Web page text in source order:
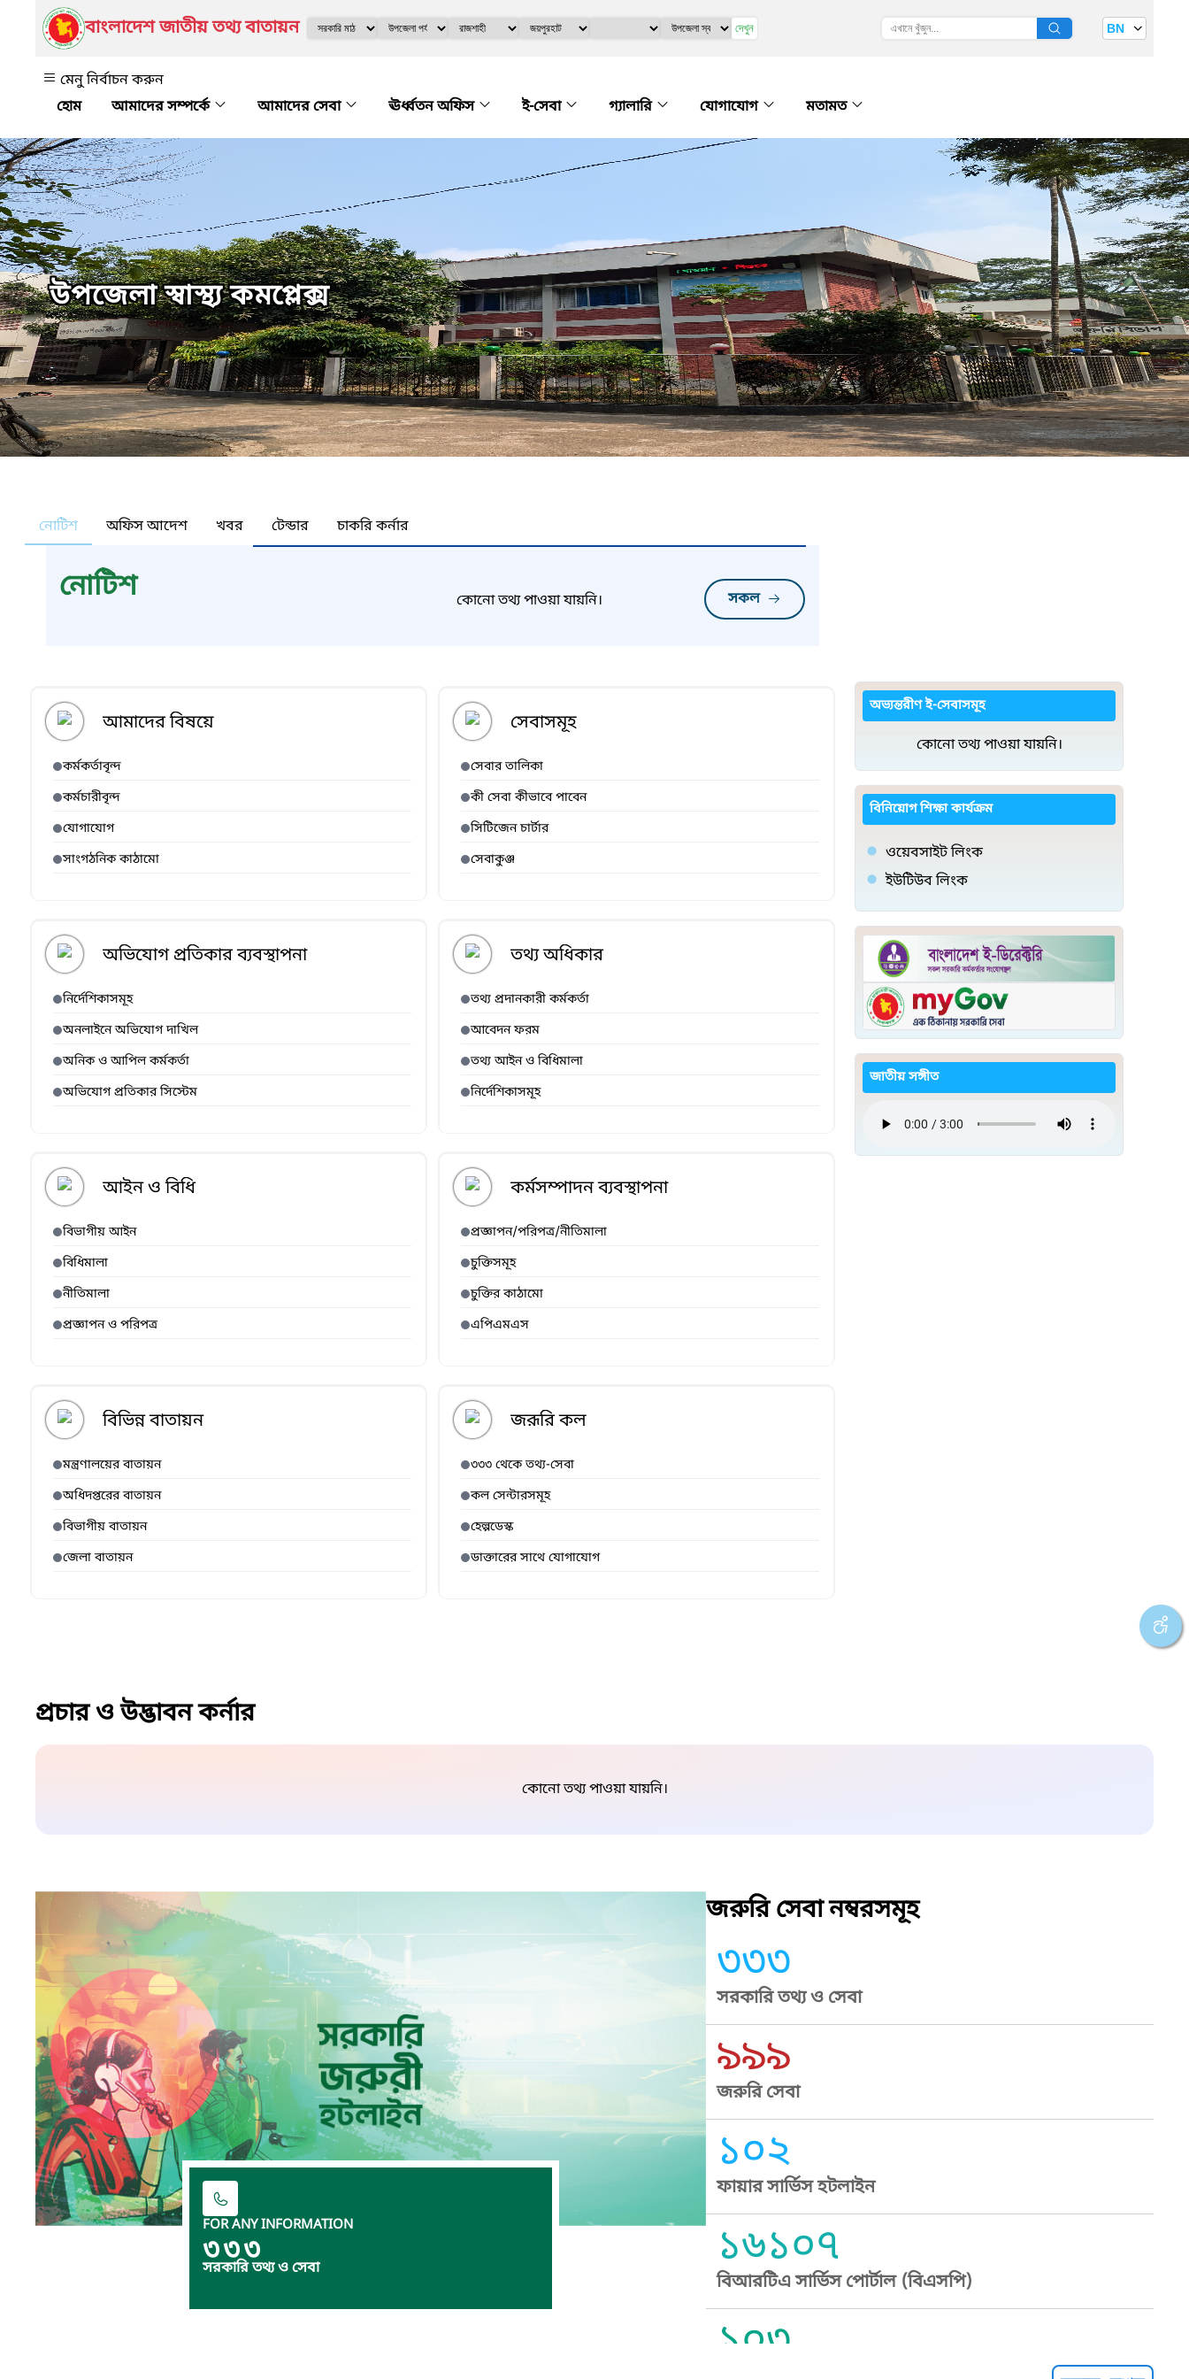
বাংলাদেশ জাতীয় তথ্য বাতায়ন দেখুন BN
মেনু নির্বাচন করুন
আমাদের সম্পর্কে
আমাদের সেবা ঊর্ধ্বতন অফিস ই-সেবা গ্যালারি যোগাযোগ মতামত
উপজেলা স্বাস্থ্য কমপ্লেক্স
নোটিশ অফিস আদেশ খবর টেন্ডার চাকরি কর্নার
নোটিশ সকল
কোনো তথ্য পাওয়া যায়নি।
আমাদের বিষয়ে
কর্মকর্তাবৃন্দ
কর্মচারীবৃন্দ
যোগাযোগ
সাংগঠনিক কাঠামো
সেবাসমূহ
সেবার তালিকা
কী সেবা কীভাবে পাবেন
সিটিজেন চার্টার
সেবাকুঞ্জ
অভিযোগ প্রতিকার ব্যবস্থাপনা
নির্দেশিকাসমূহ
অনলাইনে অভিযোগ দাখিল
অনিক ও আপিল কর্মকর্তা
অভিযোগ প্রতিকার সিস্টেম
তথ্য অধিকার
তথ্য প্রদানকারী কর্মকর্তা
আবেদন ফরম
তথ্য আইন ও বিধিমালা
নির্দেশিকাসমূহ
আইন ও বিধি
বিভাগীয় আইন
বিধিমালা
নীতিমালা
প্রজ্ঞাপন ও পরিপত্র
কর্মসম্পাদন ব্যবস্থাপনা
প্রজ্ঞাপন/পরিপত্র/নীতিমালা
চুক্তিসমূহ
চুক্তির কাঠামো
এপিএমএস
বিভিন্ন বাতায়ন
মন্ত্রণালয়ের বাতায়ন
অধিদপ্তরের বাতায়ন
বিভাগীয় বাতায়ন
জেলা বাতায়ন
জরূরি কল
৩৩৩ থেকে তথ্য-সেবা
কল সেন্টারসমূহ
হেল্পডেস্ক
ডাক্তারের সাথে যোগাযোগ
অভ্যন্তরীণ ই-সেবাসমূহ
কোনো তথ্য পাওয়া যায়নি।
বিনিয়োগ শিক্ষা কার্যক্রম
ওয়েবসাইট লিংক
ইউটিউব লিংক
জাতীয় সঙ্গীত
প্রচার ও উদ্ভাবন কর্নার
কোনো তথ্য পাওয়া যায়নি।
FOR ANY INFORMATION
৩৩৩
সরকারি তথ্য ও সেবা
জরুরি সেবা নম্বরসমূহ
৩৩৩
সরকারি তথ্য ও সেবা
৯৯৯
জরুরি সেবা
১০২
ফায়ার সার্ভিস হটলাইন
১৬১০৭
বিআরটিএ সার্ভিস পোর্টাল (বিএসপি)
১০৩